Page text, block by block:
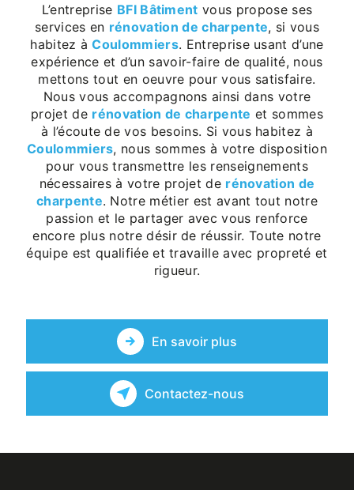
L’entreprise BFI Bâtiment vous propose ses
services en rénovation de charpente, si vous
habitez àCoulommiers. Entreprise usant d’une
expérience et d’un savoir-faire de qualité, nous
mettons tout en oeuvre pour vous satisfaire.
Nous vous accompagnons ainsi dans votre
projet de rénovation de charpente et sommes
à l’écoute de vos besoins. Si vous habitez à
Coulommiers, nous sommes à votre disposition
pour vous transmettre les renseignements
nécessaires à votre projet de rénovation de
charpente. Notre métier est avant tout notre
passion et le partager avec vous renforce
encore plus notre désir de réussir. Toute notre
équipe est qualifiée et travaille avec propreté et
rigueur.
En savoir plus
Contactez-nous